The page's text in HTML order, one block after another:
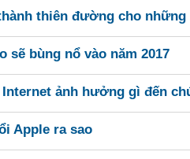
thiên đường cho
sẽ bùng nổ vào năm 2017
ảnh hưởng gì đến
Apple ra sao